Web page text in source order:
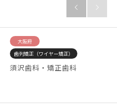
 
大阪府
歯列矯正（ワイヤー矯正）
須沢歯科・矯正歯科